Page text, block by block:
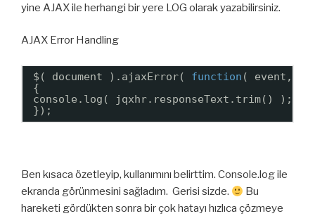
yine AJAX ile herhangi bir yere LOG olarak yazabilirsiniz.
AJAX Error Handling
$( document ).ajaxError( function ( event,
{
console.log( jqxhr.responseText.trim() );
});
Ben kısaca özetleyip, kullanımını belirttim. Console.log ile
ekranda görünmesini sağladım. Gerisi sizde.
Bu
hareketi gördükten sonra bir çok hatayı hızlıca çözmeye